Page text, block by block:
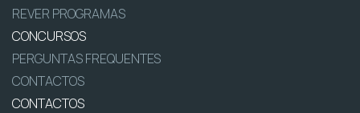
REVER PROGRAMAS
CONCURSOS
PERGUNTAS FREQUENTES
CONTACTOS
CONTACTOS